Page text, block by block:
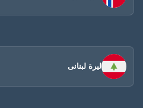
ليرة لبنانى